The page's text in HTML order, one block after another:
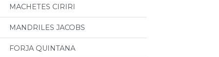
MACHETES CIRIRI
MANDRILES JACOBS
FORJA QUINTANA